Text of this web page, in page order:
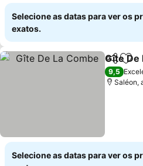
Selecione as datas para ver os
exatos.
Partilhar
Gîte De
9,5
Saléon,
Selecione as datas para ver os